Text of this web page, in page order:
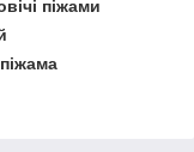
піжами